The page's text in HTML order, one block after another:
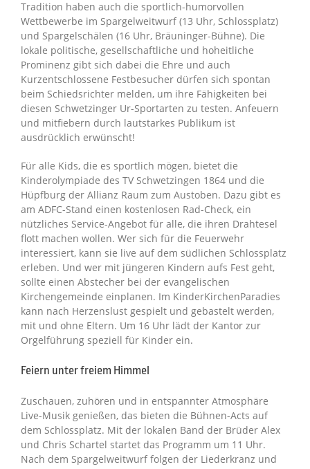
Tradition haben auch die sportlich-humorvollen
Wettbewerbe im Spargelweitwurf (13 Uhr, Schlossplatz)
und Spargelschälen (16 Uhr, Bräuninger-Bühne). Die
lokale politische, gesellschaftliche und hoheitliche
Prominenz gibt sich dabei die Ehre und auch
Kurzentschlossene Festbesucher dürfen sich spontan
beim Schiedsrichter melden, um ihre Fähigkeiten bei
diesen Schwetzinger Ur-Sportarten zu testen. Anfeuern
und mitfiebern durch lautstarkes Publikum ist
ausdrücklich erwünscht!
Für alle Kids, die es sportlich mögen, bietet die
Kinderolympiade des TV Schwetzingen 1864 und die
Hüpfburg der Allianz Raum zum Austoben. Dazu gibt es
am ADFC-Stand einen kostenlosen Rad-Check, ein
nützliches Service-Angebot für alle, die ihren Drahtesel
flott machen wollen. Wer sich für die Feuerwehr
interessiert, kann sie live auf dem südlichen Schlossplatz
erleben. Und wer mit jüngeren Kindern aufs Fest geht,
sollte einen Abstecher bei der evangelischen
Kirchengemeinde einplanen. Im KinderKirchenParadies
kann nach Herzenslust gespielt und gebastelt werden,
mit und ohne Eltern. Um 16 Uhr lädt der Kantor zur
Orgelführung speziell für Kinder ein.
Feiern unter freiem Himmel
Zuschauen, zuhören und in entspannter Atmosphäre
Live-Musik genießen, das bieten die Bühnen-Acts auf
dem Schlossplatz. Mit der lokalen Band der Brüder Alex
und Chris Schartel startet das Programm um 11 Uhr.
Nach dem Spargelweitwurf folgen der Liederkranz und